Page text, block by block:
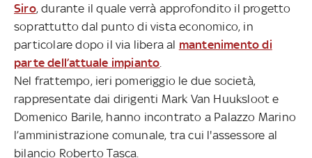
Siro, durante il quale verrà approfondito il progetto
soprattutto dal punto di vista economico, in
particolare dopo il via libera al mantenimento di
parte dell’attuale impianto
Nel frattempo, ieri pomeriggio le due società,
rappresentate dai dirigenti Mark Van Huuksloot e
Domenico Barile, hanno incontrato a Palazzo Marino
l’amministrazione comunale, tra cui l'assessore al
bilancio Roberto Tasca.